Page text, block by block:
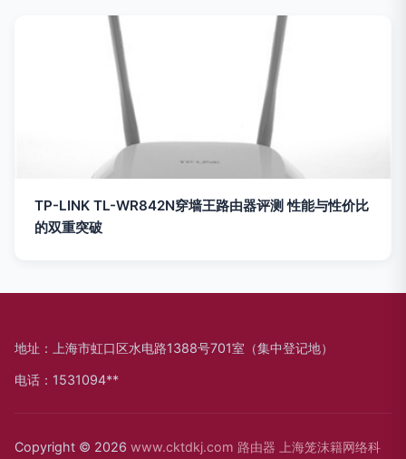
TP-LINK TL-WR842N穿墙王路由器评测 性能与性价比
的双重突破
地址：上海市虹口区水电路1388号701室（集中登记地）
电话：1531094**
Copyright © 2026 www.cktdkj.com 路由器 上海笼沫籍网络科